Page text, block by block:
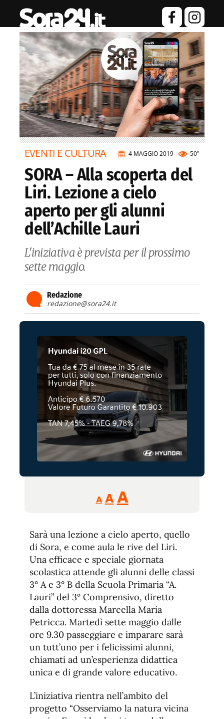
4 MAGGIO 2019 50"
EVENTI E CULTURA
SORA – Alla scoperta del
Liri. Lezione a cielo
aperto per gli alunni
dell’Achille Lauri
L'iniziativa è prevista per il prossimo
sette maggio.
Redazione
redazione@sora24.it
A
Reducir
tamaño
A Restablecer
de
fuente
AAumentar
de
fuente.
Sarà una lezione a cielo aperto, quello
di Sora, e come aula le rive del Liri.
Una efficace e speciale giornata
scolastica attende gli alunni delle classi
3° A e 3° B della Scuola Primaria “A.
Lauri” del 3° Comprensivo, diretto
dalla dottoressa Marcella Maria
Petricca. Martedì sette maggio dalle
ore 9.30 passeggiare e imparare sarà
un tutt’uno per i felicissimi alunni,
chiamati ad un’esperienza didattica
unica e di grande valore educativo.
L’iniziativa rientra nell’ambito del
progetto “Osserviamo la natura vicina